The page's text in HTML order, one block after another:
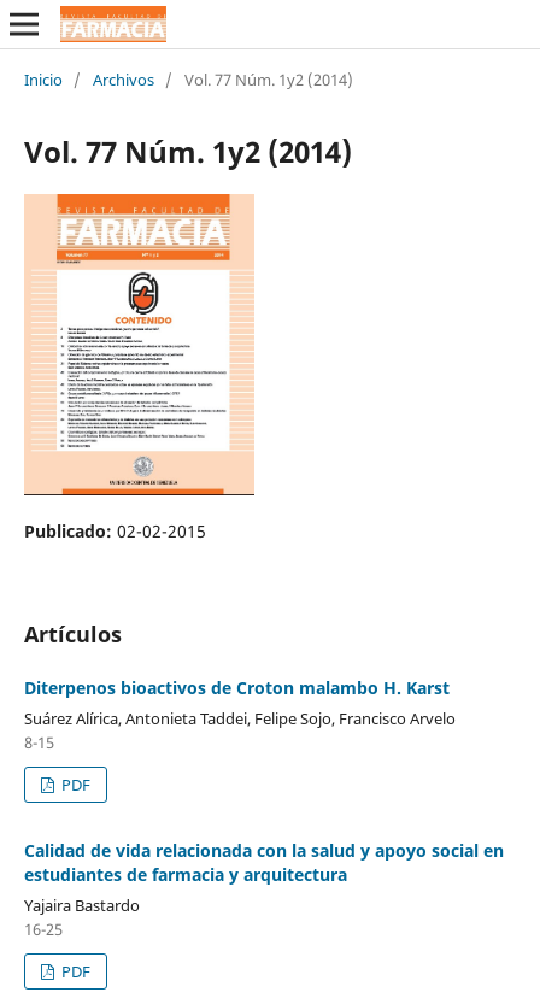
Inicio / Archivos / Vol. 77 Núm. 1y2 (2014)
Vol. 77 Núm. 1y2 (2014)
Publicado: 02-02-2015
Artículos
Diterpenos bioactivos de Croton malambo H. Karst
Suárez Alírica, Antonieta Taddei, Felipe Sojo, Francisco Arvelo
8-15
PDF
Calidad de vida relacionada con la salud y apoyo social en
estudiantes de farmacia y arquitectura
Yajaira Bastardo
16-25
PDF